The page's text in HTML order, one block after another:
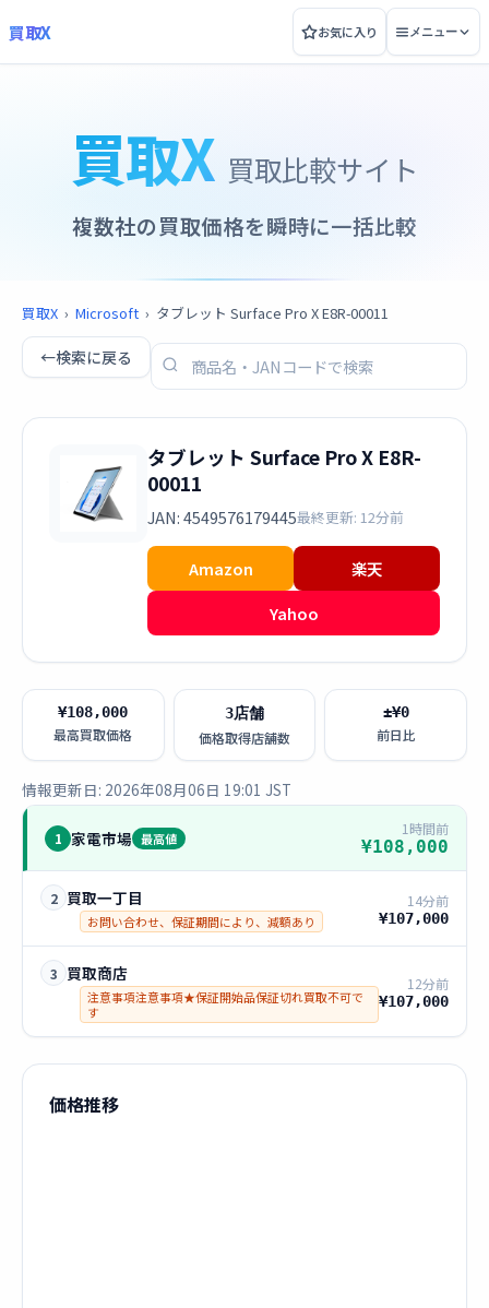
買取X お気に入り メニュー
買取X 買取比較サイト
複数社の買取価格を瞬時に一括比較
買取X › Microsoft › タブレット Surface Pro X E8R-00011
←検索に戻る
タブレット Surface Pro X E8R-
00011
JAN: 4549576179445最終更新: 12分前
Amazon
楽天
Yahoo
¥108,000
最高買取価格
3店舗
価格取得店舗数
±¥0
前日比
情報更新日: 2026年08月06日 19:01 JST
1 家電市場 最高値
1時間前
¥108,000
2 買取一丁目
お問い合わせ、保証期間により、減額あり
14分前
¥107,000
3 買取商店
注意事項注意事項★保証開始品保証切れ買取不可で
す
12分前
¥107,000
価格推移